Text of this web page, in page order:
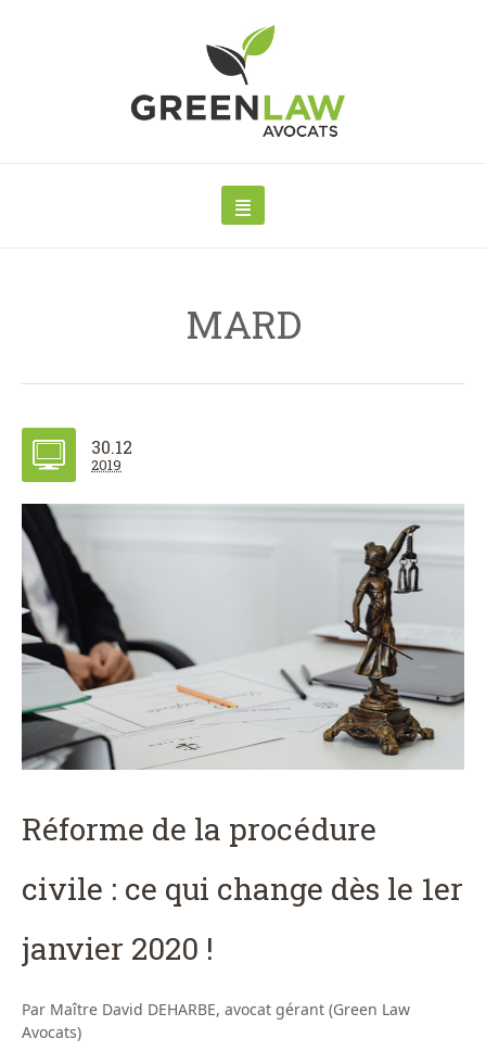
MARD
30.12
2019
Réforme de la procédure
civile : ce qui change dès le 1er
janvier 2020 !
Par Maître David DEHARBE, avocat gérant (Green Law
Avocats)